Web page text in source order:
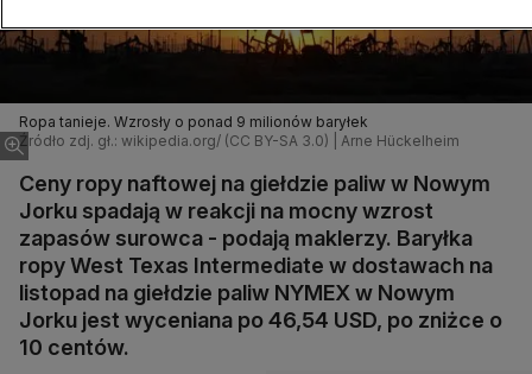
Ropa tanieje. Wzrosły o ponad 9 milionów baryłek
Źródło zdj. gł.: wikipedia.org/ (CC BY-SA 3.0) | Arne Hückelheim
Ceny ropy naftowej na giełdzie paliw w Nowym
Jorku spadają w reakcji na mocny wzrost
zapasów surowca - podają maklerzy. Baryłka
ropy West Texas Intermediate w dostawach na
listopad na giełdzie paliw NYMEX w Nowym
Jorku jest wyceniana po 46,54 USD, po zniżce o
10 centów.